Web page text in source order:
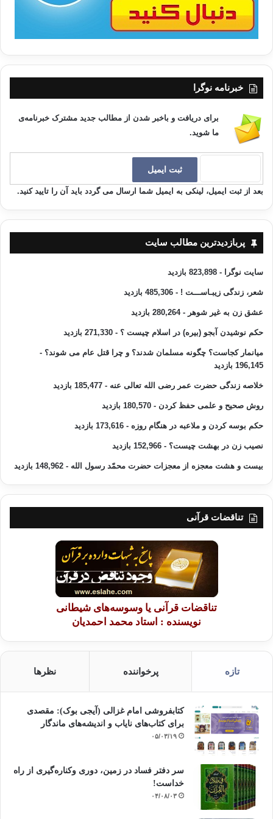
«اَلّهُمَّ أَسْأَلُكَ الرِّضَاءَ بَعْدَ الْقَضَاءِ» { رواه النسایی والحاکم}
( پروردگارا ! رضای تو را بعد از قضاءت میطلبم)
و در حدیث شریفی رسول خدا – صلی الله علیه و آله و سلم –
آله و سلم رَسُولاً»
( کسی طعم ایمان را می چشد که الله رابه عنوان پروردگار و اسلام را به عنوان
دین و محمد– صلی الله علیه و آله و سلم –
باشد و به آن راضی و خشنود باشد.)
و کسیکه در موقع شنیدن ندای أذان بگوید:
« رَضِیتُ بِاللهِ ربَّاً وَ بِالاِسلَامِ دِینَاً وَ بِمُحَمَّدٍ
غُفِرَت لَهُ ذُنُوبَهُ» {روه مسلم}
( من الله را به عنوان پروردگارو اسلام را به عنوان دین و محمد– صلی الله علیه
و آله و سلم –
را به عنهوان فرستادۀ خدا قبول دارم و به آنها راضی و خشنود
و رضا به قضای خداوند نشانۀ محبوبیت کامل و نیز از صفات صالحان است ،
خداوند – عزّ و جلّ – میفرماید:
خدا از ايشان راضي و ايشان هم از خدا خوشنودند ! اين ( همه نعمت و خوشي )
و کسی که قلبش را از رضا و خشنودی الهی پُر کند، نفسش از ناراحتی و غمگینی
و گرفتاری و اندوه رهایی می یابد و نفس خود را برای غلبۀ هوی و هوس شیطان
رها نمی کند، و رضا و خشنودی با یقین ، آرامش و امنیّت را برای انسان مسلمان
به ارمغان دارد و در این زمینه دعایی در حدیث وارد شده :
« اَلّهُمَّ اِنِّی أَسْأَلُكَ نَفساً بِکَ مُطمَئِنّةً وَ تُؤمِنُ بِلِقَائِکَ ، وَ تَرضی بِقَضَائِکَ وَ تَقنَعُ
بِعَطَائِکَ »
(پروردگارا! من از تو نفسی را می طلبم که به تو اطمینان داشته باشد و به لقاء
تو ایمان و به قضای تو راضی و خشنود و به عطای تو قانع باشد.)
فروتنی و ترس از خداوند – عزّ و جلّ –:
انسان مسلمان عابد، همیشه از مرتکب شدن به معاصی ومحرّمات در خوف و
ترس شدیدی به سر می برد و این دلیلی بر صحّت ایمان اوست، خداوند – عزّ و
پس ( از آنجا كه شما به خدا ايمان داريد ، بيباك و دلير باشيد و ) از آنان مترسيد و
از من بترسيد اگر مؤمنان ( راستين ) هستيد .{ آل عمران/175}
و نیز خداوندبندگان مؤمن اش را چنین توصیف می نماید:
إِنَّ الَّذِينَ هُم مِّنْ خَشْيَةِ رَبِّهِم مُّشْفِقُونَ»
ترجمه :
خبرنامه نوگرا
برای دریافت و باخبر شدن از مطالب جدید مشترک خبرنامه‌ی
ما شوید.
بعد از ثبت ایمیل، لینکی به ایمیل شما ارسال می گردد باید آن را تایید کنید.
پربازدیدترین مطالب سایت
سایت نوگرا - 823,898 بازدید
شعر، زندگی زیبـاســـت ! - 485,306 بازدید
عشق زن به غیر شوهر - 280,264 بازدید
حکم نوشیدن آبجو (بیره) در اسلام چیست ؟ - 271,330 بازدید
میانمار کجاست؟ چگونه مسلمان شدند؟ و چرا قتل عام می شوند؟ -
196,145 بازدید
خلاصه زندگی حضرت عمر رضی الله تعالی عنه - 185,477 بازدید
روش صحیح و علمی حفظ کردن - 180,570 بازدید
حکم بوسه کردن و ملاعبه در هنگام روزه - 173,616 بازدید
نصیب زن در بهشت چیست؟ - 152,966 بازدید
بیست و هشت معجزه از معجزات حضرت محمّد رسول الله - 148,962 بازدید
تناقضات قرآنی
تناقضات قرآنی یا وسوسه‌های شیطانی
نویسنده : استاد محمد احمدیان
تازه پرخواننده نظرها
کتابفروشی امام غزالی (آیجی بوک): مقصدی
برای کتاب‌های نایاب و اندیشه‌های ماندگار
۰۵/۰۳/۱۹
سر دفتر فساد در زمین‌، دوری وکناره‌گیری از راه
خداست‌!
۰۴/۰۸/۰۳